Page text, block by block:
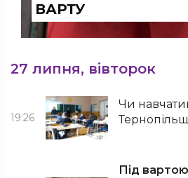
ВАРТУ
27 липня, вівторок
19:26
Чи
Під